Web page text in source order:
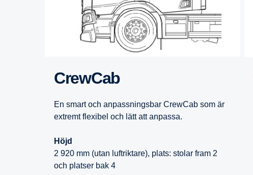
CrewCab
En smart och anpassningsbar CrewCab som är
extremt flexibel och lätt att anpassa.
Höjd
2 920 mm (utan luftriktare), plats: stolar fram 2
och platser bak 4